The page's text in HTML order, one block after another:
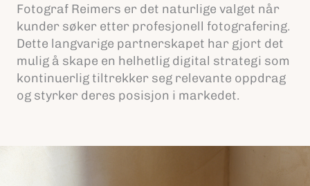
Fotograf Reimers er det naturlige valget når
kunder søker etter profesjonell fotografering.
Dette langvarige partnerskapet har gjort det
mulig å skape en helhetlig digital strategi som
kontinuerlig tiltrekker seg relevante oppdrag
og styrker deres posisjon i markedet.